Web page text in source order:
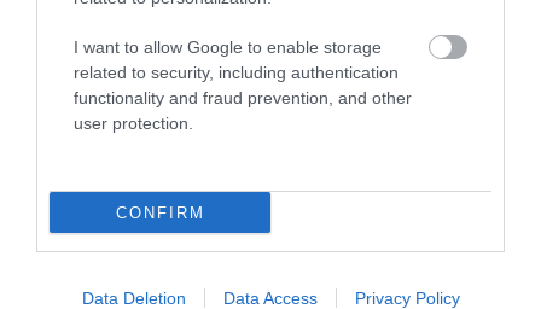
I want to allow Google to enable storage
related to security, including authentication
functionality and fraud prevention, and other
user protection.
CONFIRM
Data Deletion Data Access Privacy Policy
KULLANCSOK ELLEN
OKOSAN
A BÜKKI ŐSERDŐ, AHOL